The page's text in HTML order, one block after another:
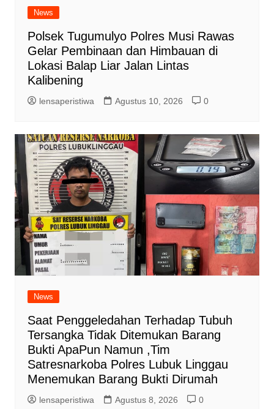
News
Polsek Tugumulyo Polres Musi Rawas
Gelar Pembinaan dan Himbauan di
Lokasi Balap Liar Jalan Lintas
Kalibening
lensaperistiwa Agustus 10, 2026 0
News
Saat Penggeledahan Terhadap Tubuh
Tersangka Tidak Ditemukan Barang
Bukti ApaPun Namun ,Tim
Satresnarkoba Polres Lubuk Linggau
Menemukan Barang Bukti Dirumah
lensaperistiwa Agustus 8, 2026 0